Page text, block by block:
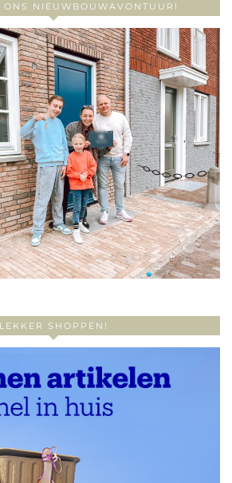
ONS NIEUWBOUWAVONTUUR!
LEKKER SHOPPEN!